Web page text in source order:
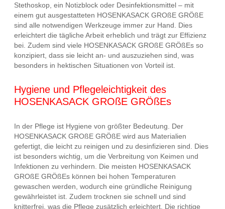
Stethoskop, ein Notizblock oder Desinfektionsmittel – mit
einem gut ausgestatteten HOSENKASACK GROßE GRÖßE
sind alle notwendigen Werkzeuge immer zur Hand. Dies
erleichtert die tägliche Arbeit erheblich und trägt zur Effizienz
bei. Zudem sind viele HOSENKASACK GROßE GRÖßEs so
konzipiert, dass sie leicht an- und auszuziehen sind, was
besonders in hektischen Situationen von Vorteil ist.
Hygiene und Pflegeleichtigkeit des
HOSENKASACK GROßE GRÖßEs
In der Pflege ist Hygiene von größter Bedeutung. Der
HOSENKASACK GROßE GRÖßE wird aus Materialien
gefertigt, die leicht zu reinigen und zu desinfizieren sind. Dies
ist besonders wichtig, um die Verbreitung von Keimen und
Infektionen zu verhindern. Die meisten HOSENKASACK
GROßE GRÖßEs können bei hohen Temperaturen
gewaschen werden, wodurch eine gründliche Reinigung
gewährleistet ist. Zudem trocknen sie schnell und sind
knitterfrei, was die Pflege zusätzlich erleichtert. Die richtige